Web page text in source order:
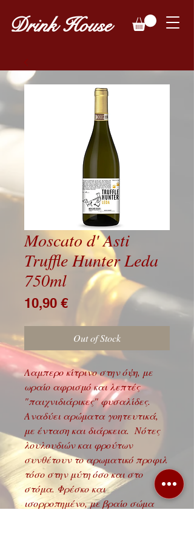
Drink House
Moscato d' Asti
Truffle Hunter Leda
750ml
10,90 €Price
Out of Stock
Λαμπερο κίτρινο στην όψη, με
ωραίο αφρισμό και λεπτές
"παιχνιδιάρικες" φυσαλίδες.
Αναδύει αρώματα γοητευτικά,
με ένταση και διάρκεια. Νότες
λουλουδιών και φρούτων
συνθέτουν το αρωματικό προφιλ
τόσο στην μύτη όσο και στο
στόμα. Φρέσκο και
ισορροπημένο, με βραίο σώμα